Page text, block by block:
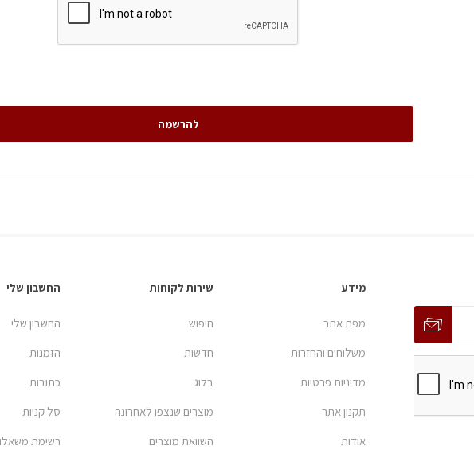
להרשמה
מידע
מפת אתר
משלוחים והחזרות
מדיניות פרטיות
תקנון אתר
אודות
שירות לקוחות
חיפוש
חדשות
בלוג
מוצרים שנצפו לאחרונה
השוואת מוצרים
החשבון שלי
החשבון שלי
הזמנות
כתובות
סל קניות
רשימת